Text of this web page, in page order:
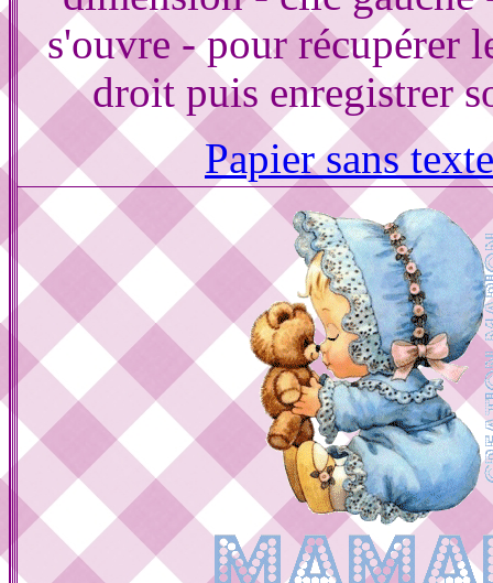
s'ouvre - pour récupérer
droit puis enregistrer
Papier sans